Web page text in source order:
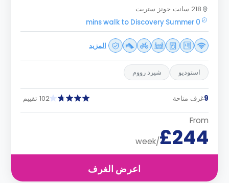
218 سانت جونز ستريت
0 mins walk to Discovery Summer
المزيد
استوديو شيرد رووم
9غرف متاحة 102 تقييم
From
£244
/week
اعرض الغرف